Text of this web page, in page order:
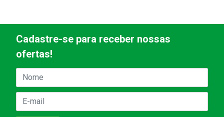
Cadastre-se para receber nossas
ofertas!